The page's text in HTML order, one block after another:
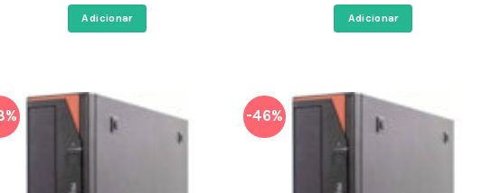
original
era:
é:
Adicionar
original
era:
é:
Adicionar
-46%